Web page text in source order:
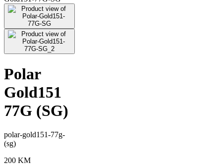
Polar
Gold151
77G (SG)
polar-gold151-77g-
(sg)
200 KM